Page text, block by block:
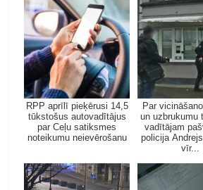
RPP aprīlī pieķērusi 14,5
tūkstošus autovadītājus
par Ceļu satiksmes
noteikumu neievērošanu
Par
un uzbrukumu
vadītājam
policija
vīr...